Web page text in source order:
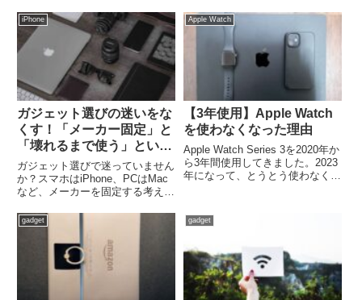
での読書です。限りある時間を読
書して有効活用しましょう！
(function(b,c,f...
楽・動画視聴を可能にする方法を
詳しく解説します。
iPhone
ガジェット選びの迷いをな
くす！「メーカー固定」と
「壊れるまで使う」という
賢い考え方
ガジェット選びで迷っていません
か？スマホはiPhone、PCはMac
など、メーカーを固定する考え方
のコツで、無駄な買い物を減ら
し、本当に必要なガジェットを見
つける方法を紹介します。
Apple Watch
【3年使用】Apple Watch
を使わなくなった理由
Apple Watch Series 3を2020年か
ら3年間使用してきました。2023
年になって、とうとう使わなくな
り換えればいいんじゃない？と思
うかもしれません。それも検討し
gadget gadget